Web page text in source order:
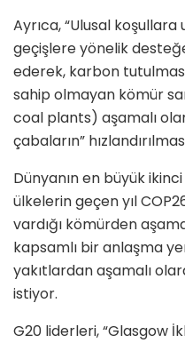
Ayrıca, “Ulusal
geçişlere yönelik
ederek, karbon
sahip olmayan kömür
coal plants) aşamalı
çabaların”
Dünyanın en büyük
ülkelerin geçen yıl
vardığı kömürden
kapsamlı bir anlaşma
yakıtlardan aşamalı
istiyor.
G20 liderleri, “Glasgow